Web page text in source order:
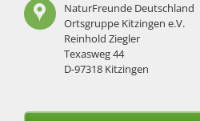
NaturFreunde Deutschland
Ortsgruppe Kitzingen e.V.
Reinhold Ziegler
Texasweg 44
D-97318 Kitzingen